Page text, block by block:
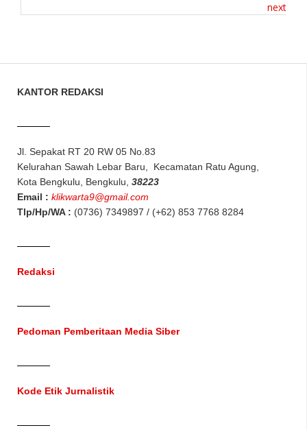
next
KANTOR REDAKSI
Jl. Sepakat RT 20 RW 05 No.83
Kelurahan Sawah Lebar Baru, Kecamatan Ratu Agung,
Kota Bengkulu, Bengkulu, 38223
Email : klikwarta9@gmail.com
Tlp/Hp/WA : (0736) 7349897 / (+62) 853 7768 8284
Redaksi
Pedoman Pemberitaan Media Siber
Kode Etik Jurnalistik